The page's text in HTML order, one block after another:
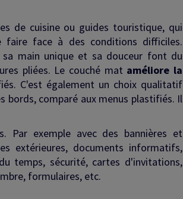
de cuisine ou guides touristique, qui
faire face à des conditions difficiles.
main unique et sa douceur font du
pliées. Le couché mat améliore la
C'est également un choix qualitatif
bords, comparé aux menus plastifiés. Il
Par exemple avec des bannières et
extérieures, documents informatifs,
temps, sécurité, cartes d'invitations,
formulaires, etc.